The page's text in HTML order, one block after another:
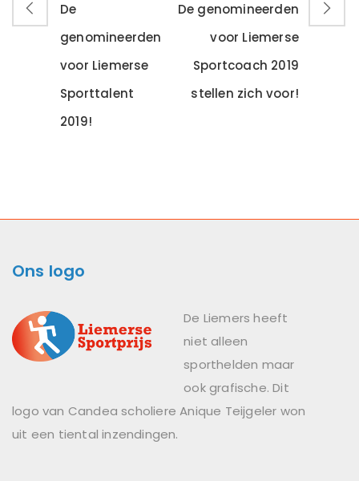
De
genomineerden
voor Liemerse
Sporttalent
2019!
De genomineerden
voor Liemerse
Sportcoach 2019
stellen zich voor!
Ons logo
De Liemers heeft
niet alleen
sporthelden maar
ook grafische. Dit
logo van Candea scholiere Anique Teijgeler won
uit een tiental inzendingen.